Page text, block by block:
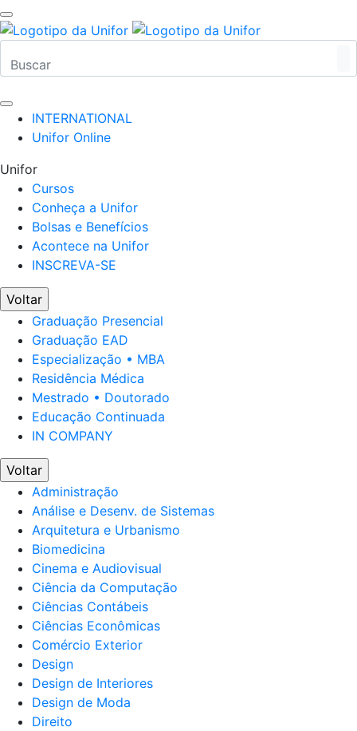
INTERNATIONAL
Unifor Online
Unifor
Cursos
Conheça a Unifor
Bolsas e Benefícios
Acontece na Unifor
INSCREVA-SE
Voltar
Graduação Presencial
Graduação EAD
Especialização • MBA
Residência Médica
Mestrado • Doutorado
Educação Continuada
IN COMPANY
Voltar
Administração
Análise e Desenv. de Sistemas
Arquitetura e Urbanismo
Biomedicina
Cinema e Audiovisual
Ciência da Computação
Ciências Contábeis
Ciências Econômicas
Comércio Exterior
Design
Design de Interiores
Design de Moda
Direito